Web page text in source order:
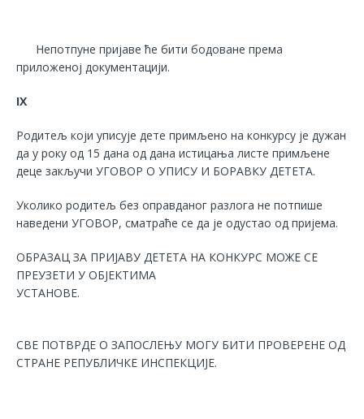
Непотпуне пријаве ће бити бодоване према
приложеној документацији.
IX
Родитељ који уписује дете примљено на конкурсу је дужан
да у року од 15 дана од дана истицања листе примљене
деце закључи УГОВОР О УПИСУ И БОРАВКУ ДЕТЕТА.
Уколико родитељ без оправданог разлога не потпише
наведени УГОВОР, сматраће се да је одустао од пријема.
ОБРАЗАЦ ЗА ПРИЈАВУ ДЕТЕТА НА КОНКУРС МОЖЕ СЕ
ПРЕУЗЕТИ У ОБЈЕКТИМА
УСТАНОВЕ.
СВЕ ПОТВРДЕ О ЗАПОСЛЕЊУ МОГУ БИТИ ПРОВЕРЕНЕ ОД
СТРАНЕ РЕПУБЛИЧКЕ ИНСПЕКЦИЈЕ.